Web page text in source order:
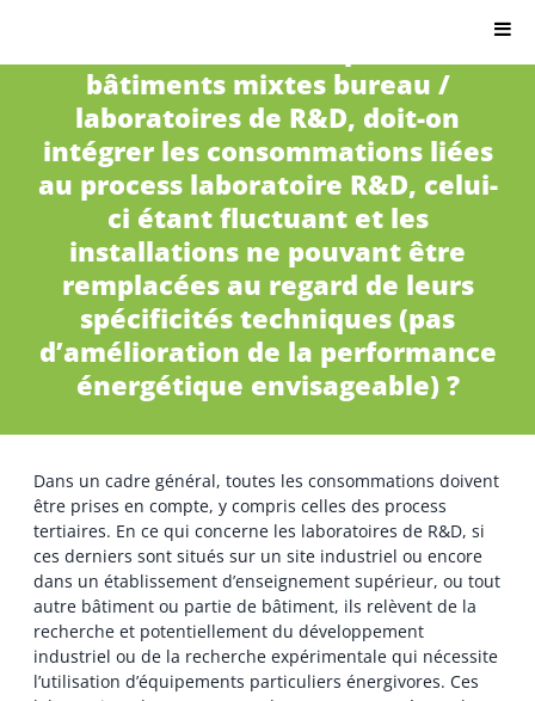
bâtiments mixtes bureau /
laboratoires de R&D, doit-on
intégrer les consommations liées
au process laboratoire R&D, celui-
ci étant fluctuant et les
installations ne pouvant être
remplacées au regard de leurs
spécificités techniques (pas
d’amélioration de la performance
énergétique envisageable) ?
Dans un cadre général, toutes les consommations doivent
être prises en compte, y compris celles des process
tertiaires. En ce qui concerne les laboratoires de R&D, si
ces derniers sont situés sur un site industriel ou encore
dans un établissement d’enseignement supérieur, ou tout
autre bâtiment ou partie de bâtiment, ils relèvent de la
recherche et potentiellement du développement
industriel ou de la recherche expérimentale qui nécessite
l’utilisation d’équipements particuliers énergivores. Ces